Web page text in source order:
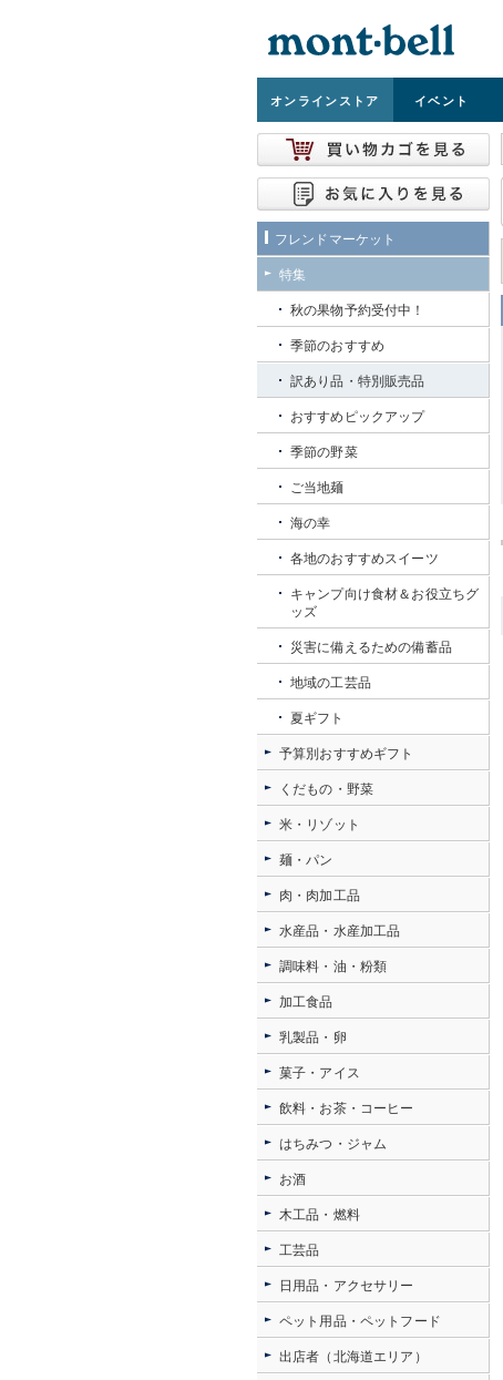
オンラインストア イベント
フレンドマーケット
特集
秋の果物予約受付中！
季節のおすすめ
訳あり品・特別販売品
おすすめピックアップ
季節の野菜
ご当地麺
海の幸
各地のおすすめスイーツ
キャンプ向け食材＆お役立ちグ
ッズ
災害に備えるための備蓄品
地域の工芸品
夏ギフト
予算別おすすめギフト
くだもの・野菜
米・リゾット
麺・パン
肉・肉加工品
水産品・水産加工品
調味料・油・粉類
加工食品
乳製品・卵
菓子・アイス
飲料・お茶・コーヒー
はちみつ・ジャム
お酒
木工品・燃料
工芸品
日用品・アクセサリー
ペット用品・ペットフード
出店者（北海道エリア）